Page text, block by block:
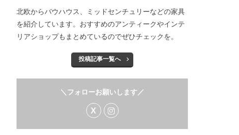
北欧からバウハウス、ミッドセンチュリーなどの家具
を紹介しています。おすすめのアンティークやインテ
リアショップもまとめているのでぜひチェックを。
投稿記事一覧へ
＼フォローお願いします／